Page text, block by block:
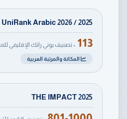
UniRank Arabic 2026 / 2025
113 • تصنيف يوني رانك الإقليمي
المكانة والمرتبة العربية
THE IMPACT 2025